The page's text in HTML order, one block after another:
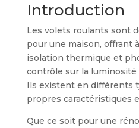
Introduction
Les volets roulants sont
pour une maison, offrant
isolation thermique et
contrôle sur la luminosité
Ils existent en différents
propres caractéristiques
Que ce soit pour une